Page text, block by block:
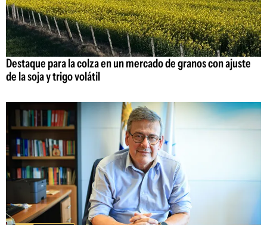
Destaque para la colza en un mercado de granos con ajuste
de la soja y trigo volátil